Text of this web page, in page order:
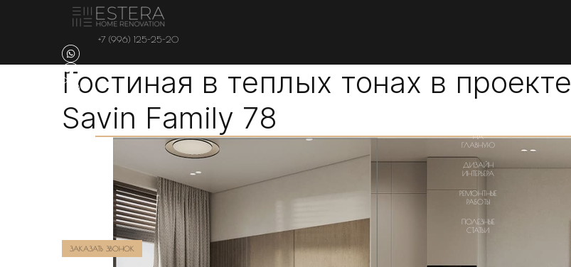
+7 (996) 125-25-20
НА
ГЛАВНУЮ
ДИЗАЙН
ИНТЕРЬЕРА
РЕМОНТНЫЕ
РАБОТЫ
ПОЛЕЗНЫЕ
СТАТЬИ
ЗАКАЗАТЬ ЗВОНОК
Гостиная в теплых тонах в проекте
Savin Family 78